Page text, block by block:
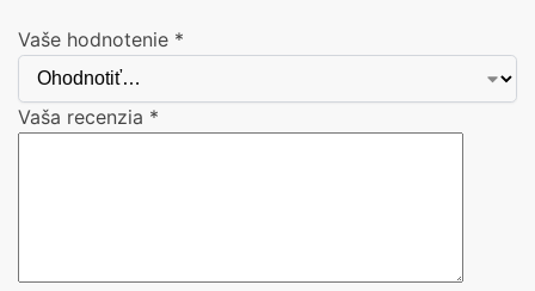
Vaše hodnotenie *
Vaša recenzia *